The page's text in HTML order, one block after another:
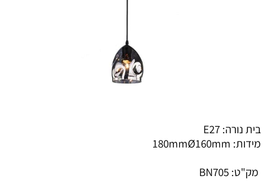
בית נורה: E27
מידות: 180mmØ160mm
מק"ט: BN705